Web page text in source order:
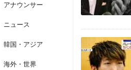
アナウンサー
ニュース
韓国・アジア
海外・世界